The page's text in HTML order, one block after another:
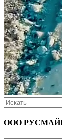
ООО РУСМАЙН -